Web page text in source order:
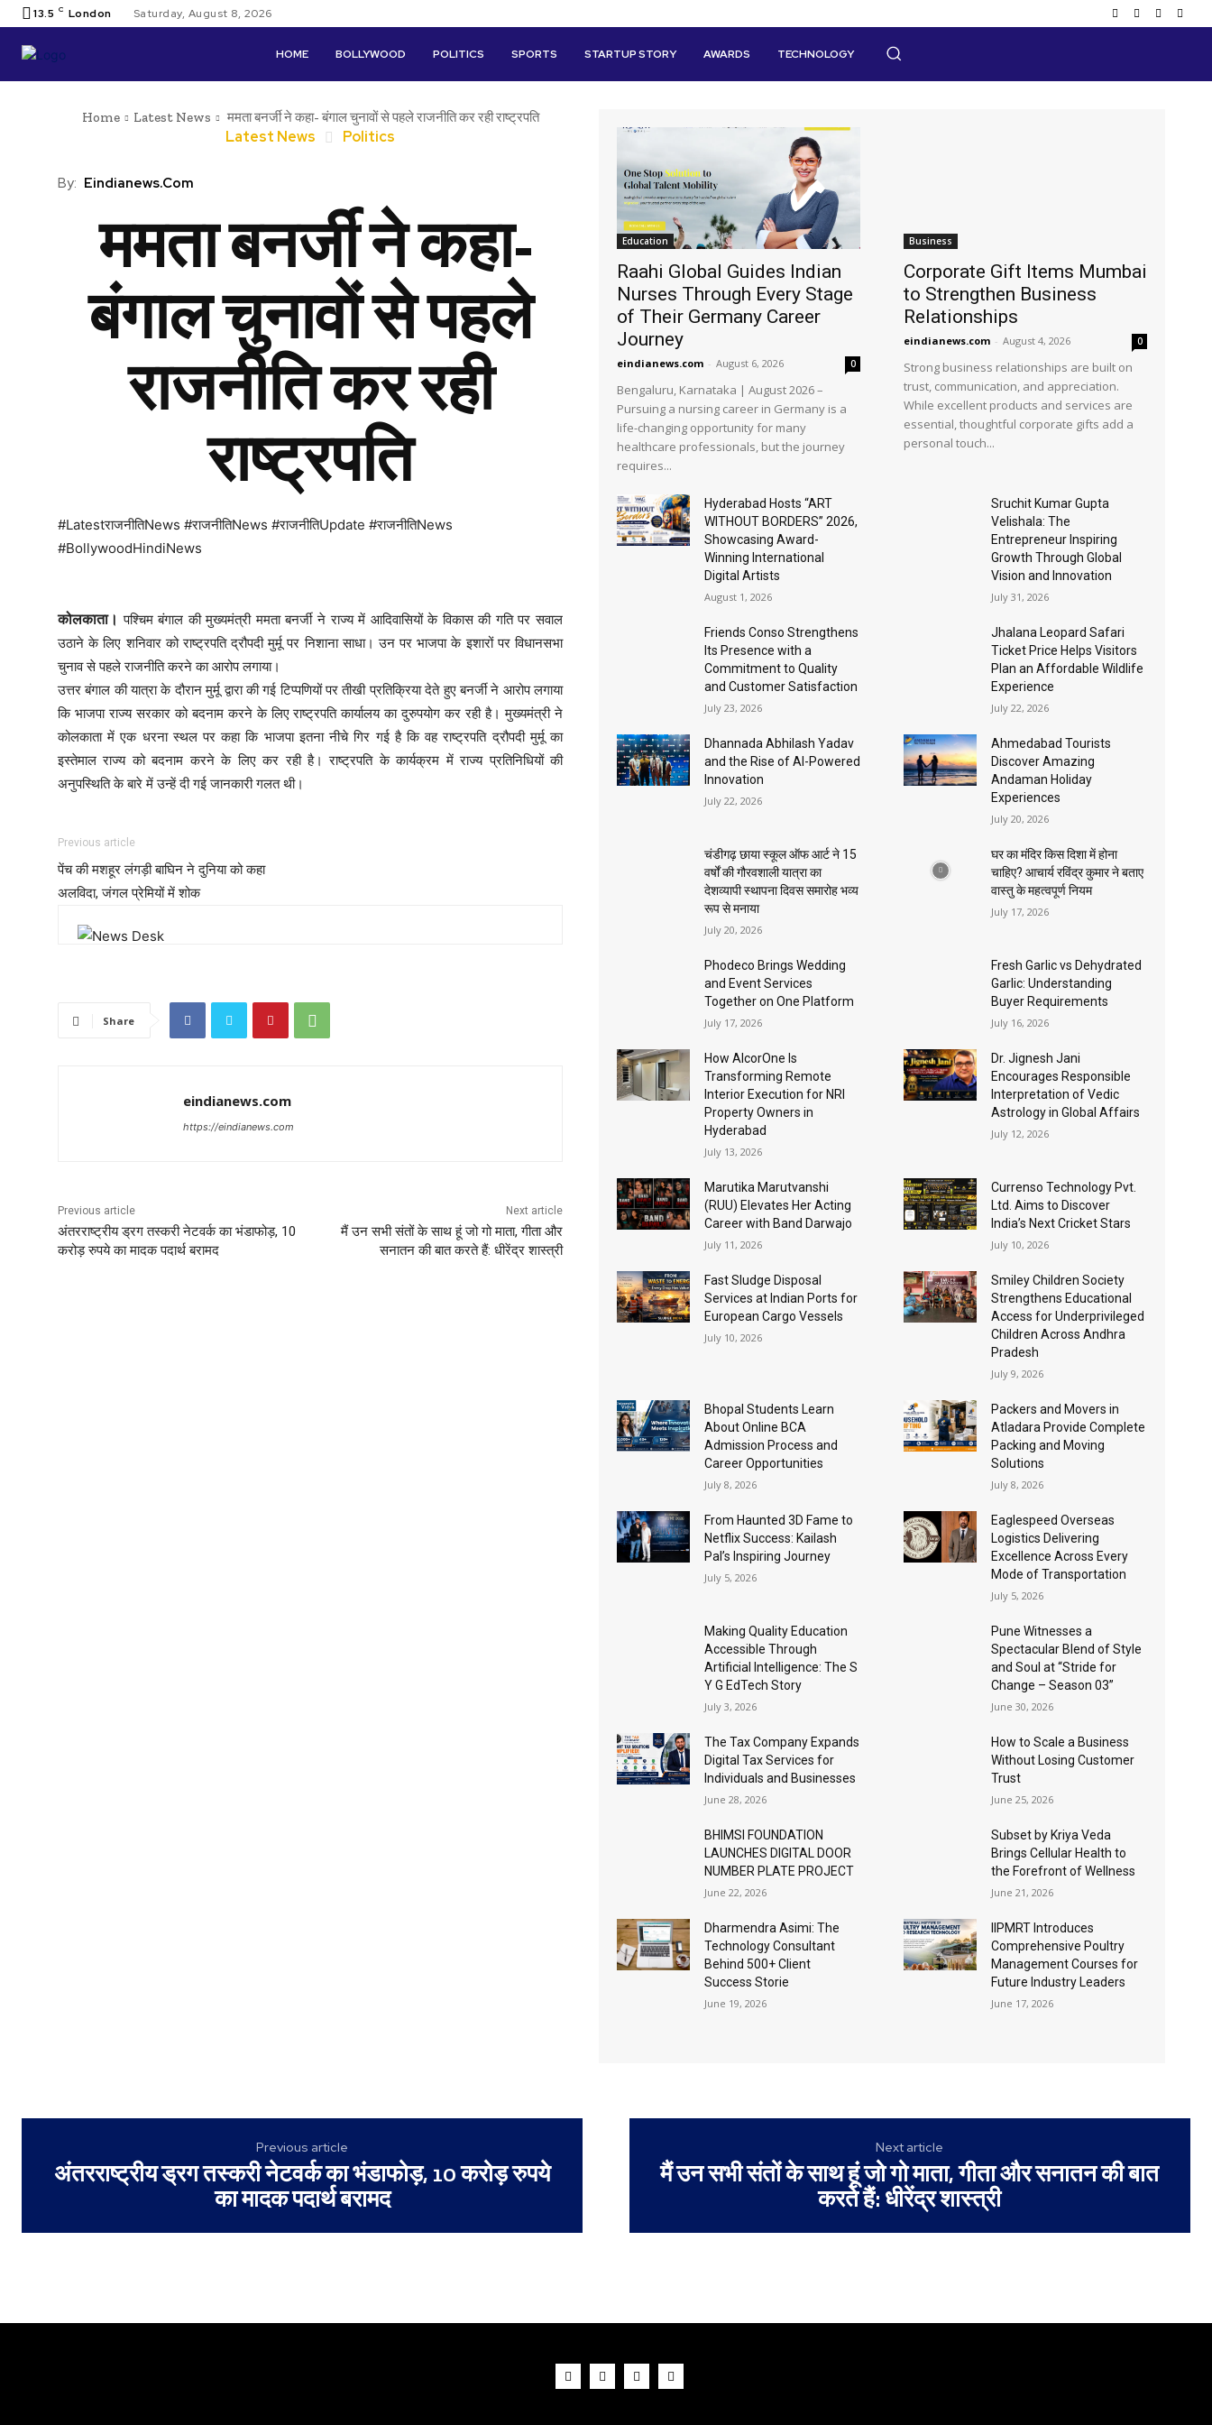
13.5 C London Saturday, August 8, 2026
HOME BOLLYWOOD POLITICS SPORTS STARTUP STORY AWARDS TECHNOLOGY
Home Latest News ममता बनर्जी ने कहा- बंगाल चुनावों से पहले राजनीति कर रही राष्ट्रपति
Latest News Politics
By: Eindianews.com
ममता बनर्जी ने कहा-
बंगाल चुनावों से पहले
राजनीति कर रही
राष्ट्रपति
#LatestराजनीतिNews #राजनीतिNews #राजनीतिUpdate #राजनीतिNews
#BollywoodHindiNews
कोलकाता।पश्चिम बंगाल की मुख्यमंत्री ममता बनर्जी ने राज्य में आदिवासियों के विकास की गति पर सवाल
उठाने के लिए शनिवार को राष्ट्रपति द्रौपदी मुर्मू पर निशाना साधा। उन पर भाजपा के इशारों पर विधानसभा
चुनाव से पहले राजनीति करने का आरोप लगाया।
उत्तर बंगाल की यात्रा के दौरान मुर्मू द्वारा की गई टिप्पणियों पर तीखी प्रतिक्रिया देते हुए बनर्जी ने आरोप लगाया
कि भाजपा राज्य सरकार को बदनाम करने के लिए राष्ट्रपति कार्यालय का दुरुपयोग कर रही है। मुख्यमंत्री ने
कोलकाता में एक धरना स्थल पर कहा कि भाजपा इतना नीचे गिर गई है कि वह राष्ट्रपति द्रौपदी मुर्मू का
इस्तेमाल राज्य को बदनाम करने के लिए कर रही है। राष्ट्रपति के कार्यक्रम में राज्य प्रतिनिधियों की
अनुपस्थिति के बारे में उन्हें दी गई जानकारी गलत थी।
Previous article
पेंच की मशहूर लंगड़ी बाघिन ने दुनिया को कहा
अलविदा, जंगल प्रेमियों में शोक
Share
eindianews.com
https://eindianews.com
Previous article
अंतरराष्ट्रीय ड्रग तस्करी नेटवर्क का भंडाफोड़, 10
करोड़ रुपये का मादक पदार्थ बरामद
Next article
मैं उन सभी संतों के साथ हूं जो गो माता, गीता और
सनातन की बात करते हैं: धीरेंद्र शास्त्री
Education
Raahi Global Guides Indian
Nurses Through Every Stage
of Their Germany Career
Journey
eindianews.com - August 6, 2026 0
Bengaluru, Karnataka | August 2026 –
Pursuing a nursing career in Germany is a
life-changing opportunity for many
healthcare professionals, but the journey
requires...
Business
Corporate Gift Items Mumbai
to Strengthen Business
Relationships
eindianews.com - August 4, 2026 0
Strong business relationships are built on
trust, communication, and appreciation.
While excellent products and services are
essential, thoughtful corporate gifts add a
personal touch...
Hyderabad Hosts “ART
WITHOUT BORDERS” 2026,
Showcasing Award-
Winning International
Digital Artists
August 1, 2026
Sruchit Kumar Gupta
Velishala: The
Entrepreneur Inspiring
Growth Through Global
Vision and Innovation
July 31, 2026
Friends Conso Strengthens
Its Presence with a
Commitment to Quality
and Customer Satisfaction
July 23, 2026
Jhalana Leopard Safari
Ticket Price Helps Visitors
Plan an Affordable Wildlife
Experience
July 22, 2026
Dhannada Abhilash Yadav
and the Rise of AI-Powered
Innovation
July 22, 2026
Ahmedabad Tourists
Discover Amazing
Andaman Holiday
Experiences
July 20, 2026
चंडीगढ़ छाया स्कूल ऑफ आर्ट ने 15
वर्षों की गौरवशाली यात्रा का
देशव्यापी स्थापना दिवस समारोह भव्य
रूप से मनाया
July 20, 2026
घर का मंदिर किस दिशा में होना
चाहिए? आचार्य रविंद्र कुमार ने बताए
वास्तु के महत्वपूर्ण नियम
July 17, 2026
Phodeco Brings Wedding
and Event Services
Together on One Platform
July 17, 2026
Fresh Garlic vs Dehydrated
Garlic: Understanding
Buyer Requirements
July 16, 2026
How AlcorOne Is
Transforming Remote
Interior Execution for NRI
Property Owners in
Hyderabad
July 13, 2026
Dr. Jignesh Jani
Encourages Responsible
Interpretation of Vedic
Astrology in Global Affairs
July 12, 2026
Marutika Marutvanshi
(RUU) Elevates Her Acting
Career with Band Darwajo
July 11, 2026
Currenso Technology Pvt.
Ltd. Aims to Discover
India’s Next Cricket Stars
July 10, 2026
Fast Sludge Disposal
Services at Indian Ports for
European Cargo Vessels
July 10, 2026
Smiley Children Society
Strengthens Educational
Access for Underprivileged
Children Across Andhra
Pradesh
July 9, 2026
Bhopal Students Learn
About Online BCA
Admission Process and
Career Opportunities
July 8, 2026
Packers and Movers in
Atladara Provide Complete
Packing and Moving
Solutions
July 8, 2026
From Haunted 3D Fame to
Netflix Success: Kailash
Pal’s Inspiring Journey
July 5, 2026
Eaglespeed Overseas
Logistics Delivering
Excellence Across Every
Mode of Transportation
July 5, 2026
Making Quality Education
Accessible Through
Artificial Intelligence: The S
Y G EdTech Story
July 3, 2026
Pune Witnesses a
Spectacular Blend of Style
and Soul at “Stride for
Change – Season 03”
June 30, 2026
The Tax Company Expands
Digital Tax Services for
Individuals and Businesses
June 28, 2026
How to Scale a Business
Without Losing Customer
Trust
June 25, 2026
BHIMSI FOUNDATION
LAUNCHES DIGITAL DOOR
NUMBER PLATE PROJECT
June 22, 2026
Subset by Kriya Veda
Brings Cellular Health to
the Forefront of Wellness
June 21, 2026
Dharmendra Asimi: The
Technology Consultant
Behind 500+ Client
Success Storie
June 19, 2026
IIPMRT Introduces
Comprehensive Poultry
Management Courses for
Future Industry Leaders
June 17, 2026
Previous article
अंतरराष्ट्रीय ड्रग तस्करी नेटवर्क का भंडाफोड़, 10 करोड़ रुपये
का मादक पदार्थ बरामद
Next article
मैं उन सभी संतों के साथ हूं जो गो माता, गीता और सनातन की बात
करते हैं: धीरेंद्र शास्त्री